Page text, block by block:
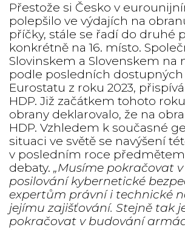
Přestože si Česko v
polepšilo ve výdajích na
příčky, stále se řadí do druhé
konkrétně na 16. místo.
Slovinskem a Slovenskem na
podle posledních
Eurostatu z roku 2023, přispívá
HDP. Již začátkem tohoto
obrany deklarovalo, že na
HDP. Vzhledem k současné
situaci ve světě se navýšení
v posledním roce
debaty.„Musíme pokračovat
posilování kybernetické
expertům právní i technické
jejímu zajišťování. Stejně tak
pokračovat v budování